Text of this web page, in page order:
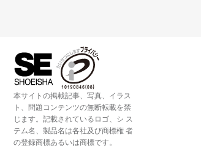
本サイトの掲載記事、写真、イラス
ト、問題コンテンツの無断転載を禁
じます。記載されているロゴ、シ ス
テム名、製品名は各社及び商標権 者
の登録商標あるいは商標です。